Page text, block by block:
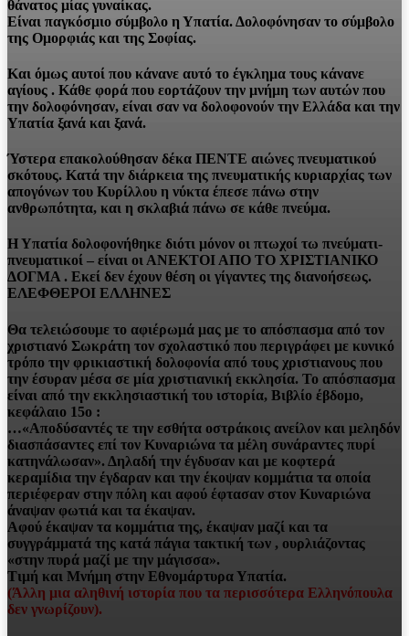
θάνατος μίας γυναίκας.
Είναι παγκόσμιο σύμβολο η Υπατία. Δολοφόνησαν το σύμβολο
της Ομορφιάς και της Σοφίας.
Και όμως αυτοί που κάνανε αυτό το έγκλημα τους κάνανε
αγίους . Κάθε φορά που εορτάζουν την μνήμη των αυτών που
την δολοφόνησαν, είναι σαν να δολοφονούν την Ελλάδα και την
Υπατία ξανά και ξανά.
Ύστερα επακολούθησαν δέκα ΠΕΝΤΕ αιώνες πνευματικού
σκότους. Κατά την διάρκεια της πνευματικής κυριαρχίας των
απογόνων του Κυρίλλου η νύκτα έπεσε πάνω στην
ανθρωπότητα, και η σκλαβιά πάνω σε κάθε πνεύμα.
Η Υπατία δολοφονήθηκε διότι μόνον οι πτωχοί τω πνεύματι-
πνευματικοί – είναι οι ΑΝΕΚΤΟΙ ΑΠΟ ΤΟ ΧΡΙΣΤΙΑΝΙΚΟ
ΔΟΓΜΑ . Εκεί δεν έχουν θέση οι γίγαντες της διανοήσεως.
ΕΛΕΦΘΕΡΟΙ ΕΛΛΗΝΕΣ
Θα τελειώσουμε το αφιέρωμά μας με το απόσπασμα από τον
χριστιανό Σωκράτη τον σχολαστικό που περιγράφει με κυνικό
τρόπο την φρικιαστική δολοφονία από τους χριστιανους που
την έσυραν μέσα σε μία χριστιανική εκκλησία. Το απόσπασμα
είναι από την εκκλησιαστική του ιστορία, Βιβλίο έβδομο,
κεφάλαιο 15ο :
…«Αποδύσαντές τε την εσθήτα οστράκοις ανείλον και μεληδόν
διασπάσαντες επί τον Κυναριώνα τα μέλη συνάραντες πυρί
κατηνάλωσαν». Δηλαδή την έγδυσαν και με κοφτερά
κεραμίδια την έγδαραν και την έκοψαν κομμάτια τα οποία
περιέφεραν στην πόλη και αφού έφτασαν στον Κυναριώνα
άναψαν φωτιά και τα έκαψαν.
Αφού έκαψαν τα κομμάτια της, έκαψαν μαζί και τα
συγγράμματά της κατά πάγια τακτική των , ουρλιάζοντας
«στην πυρά μαζί με την μάγισσα».
Τιμή και Μνήμη στην Εθνομάρτυρα Υπατία.
(Άλλη μια αληθινή ιστορία που τα περισσότερα Ελληνόπουλα
δεν γνωρίζουν).